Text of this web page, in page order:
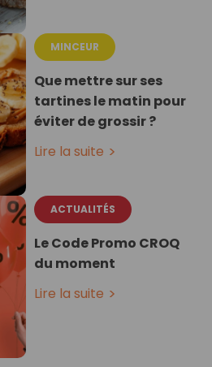
MINCEUR
Que mettre sur ses
tartines le matin pour
éviter de grossir ?
Lire la suite
ACTUALITÉS
Le Code Promo CROQ
du moment
Lire la suite